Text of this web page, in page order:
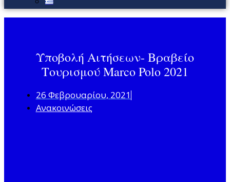
Υποβολή Αιτήσεων- Βραβείο
Τουρισμού Marco Polo 2021
26 Φεβρουαρίου, 2021
Ανακοινώσεις